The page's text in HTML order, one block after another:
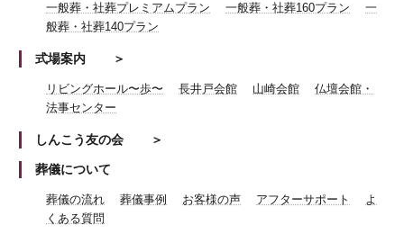
一般葬・社葬プレミアムプラン 一般葬・社葬160プラン
一
般葬・社葬140プラン
式場案内
リビングホール〜歩〜 長井戸会館 山崎会館
仏壇会館・
法事センター
しんこう友の会
葬儀について
葬儀の流れ 葬儀事例 お客様の声 アフターサポート
よ
くある質問